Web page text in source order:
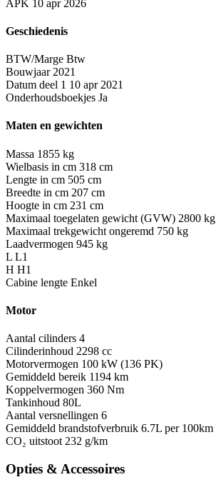
APK 10 apr 2026
Geschiedenis
BTW/Marge Btw
Bouwjaar 2021
Datum deel 1 10 apr 2021
Onderhoudsboekjes Ja
Maten en gewichten
Massa 1855 kg
Wielbasis in cm 318 cm
Lengte in cm 505 cm
Breedte in cm 207 cm
Hoogte in cm 231 cm
Maximaal toegelaten gewicht (GVW) 2800 kg
Maximaal trekgewicht ongeremd 750 kg
Laadvermogen 945 kg
L L1
H H1
Cabine lengte Enkel
Motor
Aantal cilinders 4
Cilinderinhoud 2298 cc
Motorvermogen 100 kW (136 PK)
Gemiddeld bereik 1194 km
Koppelvermogen 360 Nm
Tankinhoud 80L
Aantal versnellingen 6
Gemiddeld brandstofverbruik 6.7L per 100km
CO₂ uitstoot 232 g/km
Opties & Accessoires